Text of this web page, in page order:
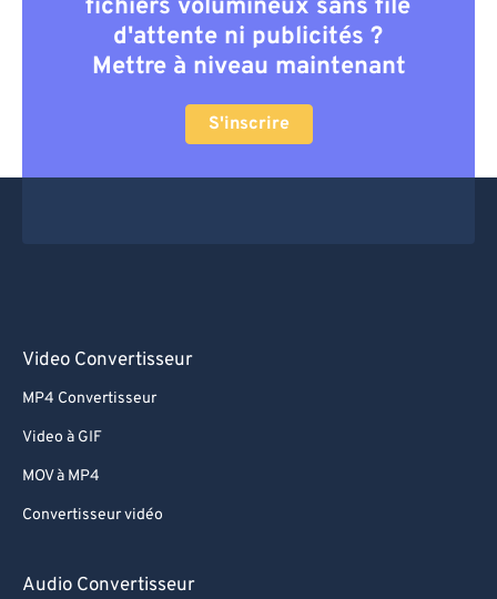
fichiers volumineux sans file
d'attente ni publicités ?
Mettre à niveau maintenant
S'inscrire
Video Convertisseur
MP4 Convertisseur
Video à GIF
MOV à MP4
Convertisseur vidéo
Audio Convertisseur